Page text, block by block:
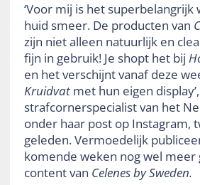
‘Voor mij is het superbelangrijk
huid smeer. De producten van
zijn niet alleen natuurlijk en
fijn in gebruik! Je shopt het bij
en het verschijnt vanaf deze
Kruidvatmet hun eigen
strafcornerspecialist van het
onder haar post op Instagram,
geleden. Vermoedelijk
komende weken nog wel meer
content van Celenes bySweden.